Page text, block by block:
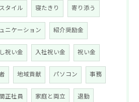
タイル 寝たきり 寄り添う
ニケーション 紹介奨励金
祝い金 入社祝い金 祝い金
地域貢献 パソコン 事務
正社員 家庭と両立 退勤